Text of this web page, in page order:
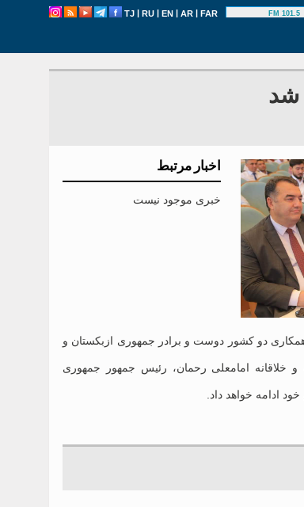
TJ | RU | EN | AR | FAR 101.5 FM
شد
اخبار مرتبط
خبری موجود نیست
دو کشور دوست و برادر جمهوری ازبکستان و
خلاقانه امامعلی رحمان، رئیس جمهور جمهوری
ادامه خواهد داد.